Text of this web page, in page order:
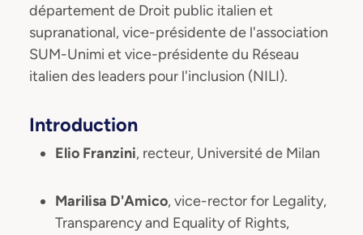
département de Droit public italien et
supranational, vice-présidente de l'association
SUM-Unimi et vice-présidente du Réseau
italien des leaders pour l'inclusion (NILI).
Introduction
Elio Franzini, recteur, Université de Milan
Marilisa D'Amico, vice-rector for Legality,
Transparency and Equality of Rights,